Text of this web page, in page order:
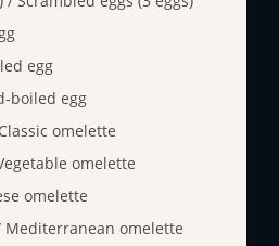
egg
boiled egg
omelette
omelette
omelette
omelette